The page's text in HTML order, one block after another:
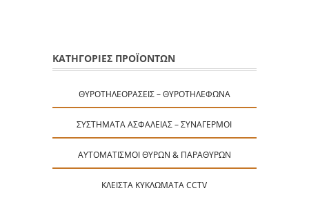
ΚΑΤΗΓΟΡΙΕΣ ΠΡΟΪΟΝΤΩΝ
ΘΥΡΟΤΗΛΕΟΡΆΣΕΙΣ – ΘΥΡΟΤΗΛΈΦΩΝΑ
ΣΥΣΤΉΜΑΤΑ ΑΣΦΑΛΕΊΑΣ – ΣΥΝΑΓΕΡΜΟΊ
ΑΥΤΟΜΑΤΙΣΜΟΊ ΘΥΡΏΝ & ΠΑΡΑΘΎΡΩΝ
ΚΛΕΙΣΤΆ ΚΥΚΛΏΜΑΤΑ CCTV